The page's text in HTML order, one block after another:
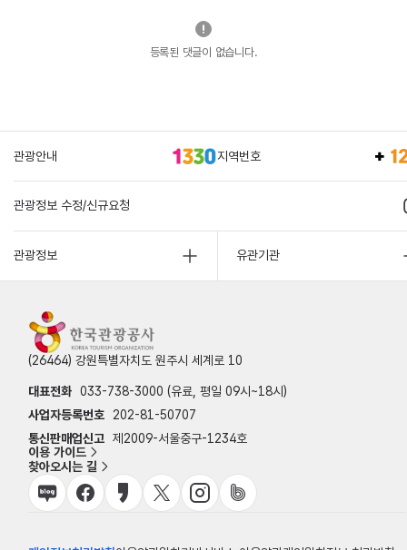
등록된 댓글이 없습니다.
관광안내 지역번호
관광정보 수정/신규요청
관광정보 유관기관
(26464) 강원특별자치도 원주시 세계로 10
대표전화 033-738-3000 (유료, 평일 09시~18시)
사업자등록번호
202-81-50707
통신판매업신고 제2009-서울중구-1234호
이용 가이드
찾아오시는 길